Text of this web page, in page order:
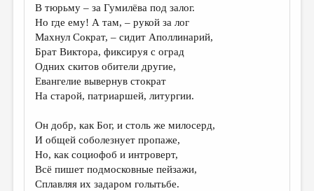
В тюрьму – за Гумилёва под залог.
Но где ему! А там, – рукой за лог
Махнул Сократ, – сидит Аполлинарий,
Брат Виктора, фиксируя с оград
Одних скитов обители другие,
Евангелие вывернув стократ
На старой, патриаршей, литургии.
Он добр, как Бог, и столь же милосерд,
И общей соболезнует пропаже,
Но, как социофоб и интроверт,
Всё пишет подмосковные пейзажи,
Сплавляя их задаром голытьбе.